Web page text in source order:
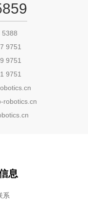
5388
9751
9751
9751
robotics.cn
息
系